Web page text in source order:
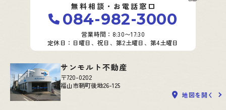
無料相談・お電話窓口
084-982-3000
営業時間：8:30〜17:30
定休日：日曜日、祝日、第2土曜日、第4土曜日
サンモルト不動産
〒720-0202
福山市鞆町後地26-125
地図を開く